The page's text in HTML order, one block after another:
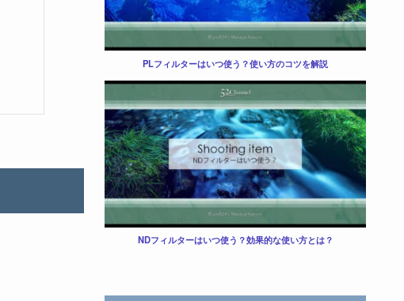
PLフィルターはいつ使う？使い方のコツを解説
NDフィルターはいつ使う？効果的な使い方とは？